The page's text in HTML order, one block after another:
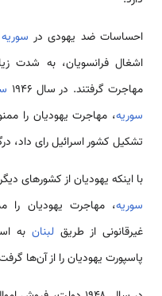
احساسات ضد یهودی در سوریه
اشغال فرانسویان، به شدت
‌‌‌‌‌‌‌‌‌‌مهاجرت گرفتند. در سال ۱۹۴۶
سوریه، ‌‌‌‌‌‌‌‌‌‌مهاجرت یهودیان را
تشکیل کشور اسرائیل رای داد،
با اینکه یهودیان از کشور‌‌‌‌‌‌‌‌‌‌های
سوریه، ‌‌‌‌‌‌‌‌‌‌مهاجرت یهودیان را
غیرقانونی از طریقلبنان به
پاسپورت یهودیان را از آن‌‌‌‌‌‌‌‌‌‌‌ها